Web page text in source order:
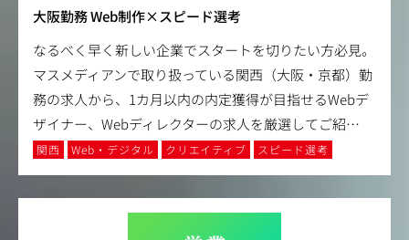
大阪勤務 Web制作×スピード選考
なるべく早く新しい企業でスタートを切りたい方必見。
マスメディアンで取り扱っている関西（大阪・京都）勤
務の求人から、1カ月以内の内定獲得が目指せるWebデ
ザイナー、Webディレクターの求人を厳選してご紹…
関西 Web・デジタル クリエイティブ スピード選考